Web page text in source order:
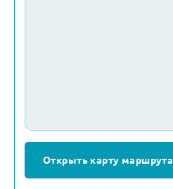
Открыть карту маршрута